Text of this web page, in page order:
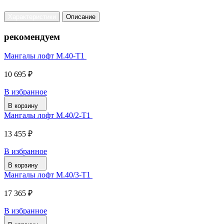
Описание
рекомендуем
Мангалы лофт М.40-Т1
10 695 ₽
В избранное
В корзину
Мангалы лофт М.40/2-Т1
13 455 ₽
В избранное
В корзину
Мангалы лофт М.40/3-Т1
17 365 ₽
В избранное